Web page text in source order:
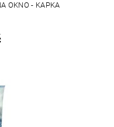
OKNO - KAPKA